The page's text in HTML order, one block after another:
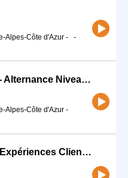
Alpes-Côte d'Azur -
-
Manager Commerce (H/F) - Alternance Niveau Master
Alpes-Côte d'Azur -
Conseiller-ère Services et Expériences Client (H/F)